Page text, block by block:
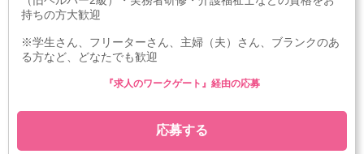
持ちの方大歓迎
※学生さん、フリーターさん、主婦（夫）さん、ブランクのあ
る方など、どなたでも歓迎
応募する
『求人のワークゲート』経由の応募